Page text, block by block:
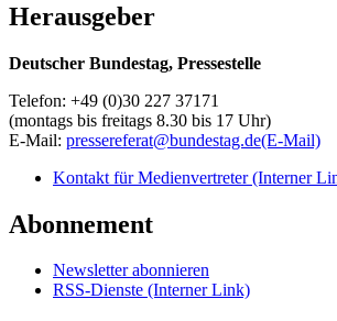
Herausgeber
Deutscher Bundestag, Pressestelle
Telefon: +49 (0)30 227 37171
(montags bis freitags 8.30 bis 17 Uhr)
E-Mail: pressereferat@bundestag.de(E-Mail)
Kontakt für Medienvertreter(Interner
Abonnement
Newsletter abonnieren
RSS-Dienste (Interner Link)